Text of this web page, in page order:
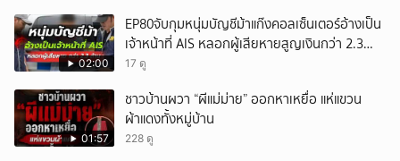
02:00
EP80จับกุมหนุ่มบัญชีม้าแก๊งคอลเซ็นเตอร์อ้างเป็น
เจ้าหน้าที่ AIS หลอกผู้เสียหายสูญเงินกว่า 2.3
ล้านบาท
17 ดู
01:57
ชาวบ้านผวา “ผีแม่ม่าย” ออกหาเหยื่อ แห่แขวน
ผ้าแดงทั้งหมู่บ้าน
228 ดู